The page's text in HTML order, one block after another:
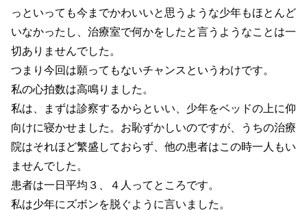
っといっても今までかわいいと思うような少年もほとんど
いなかったし、治療室で何かをしたと言うようなことは一
切ありませんでした。
つまり今回は願ってもないチャンスというわけです。
私の心拍数は高鳴りました。
私は、まずは診察するからといい、少年をベッドの上に仰
向けに寝かせました。お恥ずかしいのですが、うちの治療
院はそれほど繁盛しておらず、他の患者はこの時一人もい
ませんでした。
患者は一日平均３、４人ってところです。
私は少年にズボンを脱ぐように言いました。